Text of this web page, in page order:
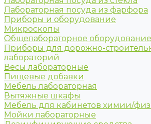
Лабораторная посуда из фарфора
Приборы и оборудование
Микроскопы
Общелабораторное оборудование
Приборы для дорожно-
лабораторий
Весы лабораторные
Пищевые добавки
Мебель лабораторная
Вытяжные шкафы
Мебель для кабинетов химии/
Мойки лабораторные